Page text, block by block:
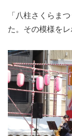
「八柱さくらま
た。その模様を